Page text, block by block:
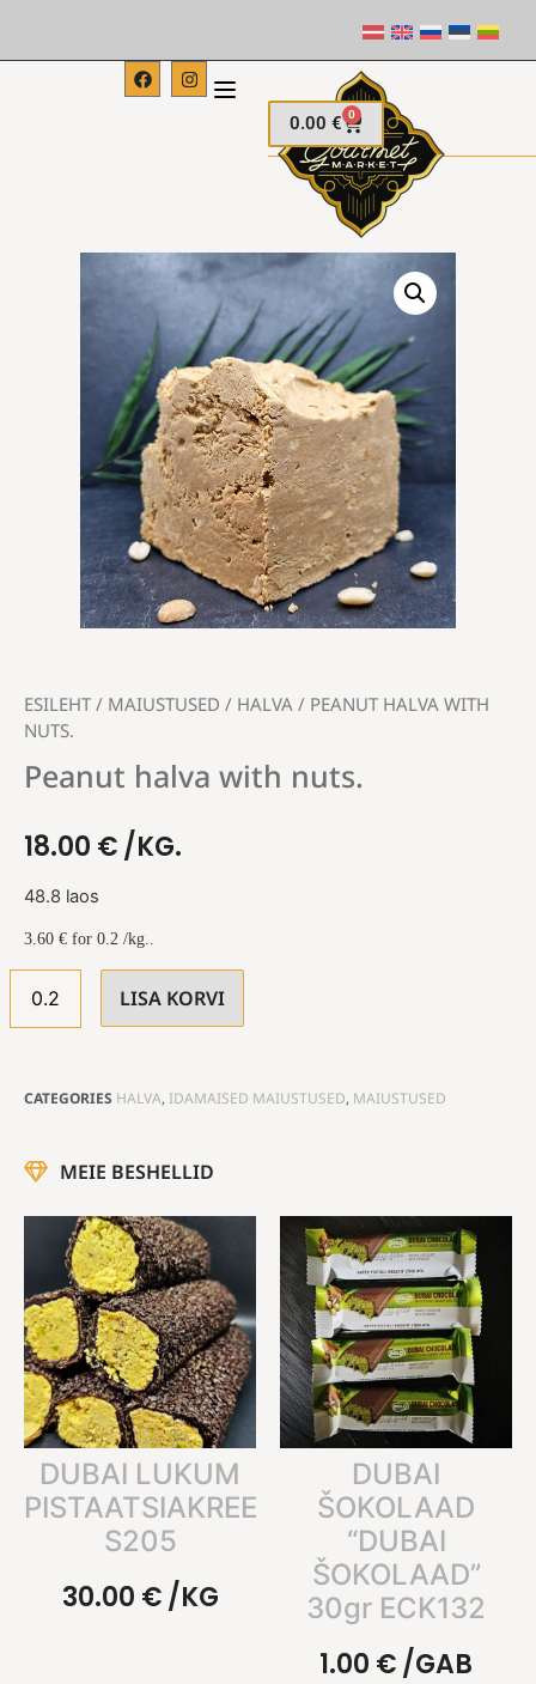
0.00 € 0
ESILEHT / MAIUSTUSED / HALVA / PEANUT HALVA WITH
NUTS.
Peanut halva with nuts.
18.00 €/KG.
48.8 laos
3.60 € for 0.2 /kg..
LISA KORVI
CATEGORIES HALVA, IDAMAISED MAIUSTUSED, MAIUSTUSED
MEIE BESHELLID
DUBAI LUKUM
PISTAATSIAKREEMIGA
S205
30.00 €/KG
DUBAI
ŠOKOLAAD
“DUBAI
ŠOKOLAAD”
30gr ECK132
1.00 €/GAB